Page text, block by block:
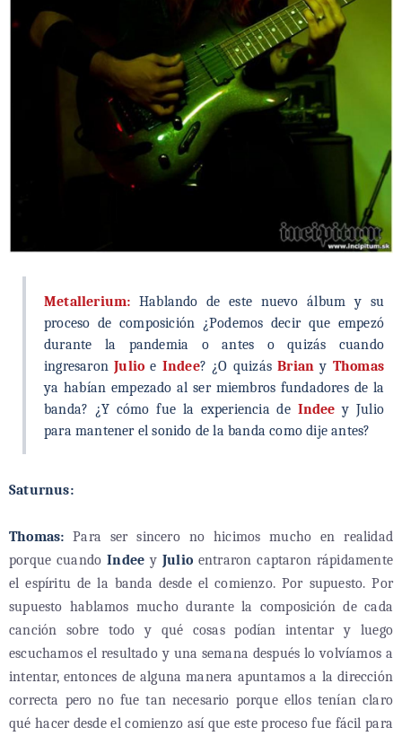
Metallerium: Hablando de este nuevo álbum y su
proceso de composición ¿Podemos decir que empezó
durante la pandemia o antes o quizás cuando
ingresaronJulio e Indee? ¿O quizásBrian y Thomas
ya habían empezado al ser miembros fundadores de la
banda? ¿Y cómo fue la experiencia de Indee y Julio
para mantener el sonido de la banda como dije antes?
Saturnus:
Thomas: Para ser sincero no hicimos mucho en realidad
porque cuandoIndee yJulio entraron captaron rápidamente
el espíritu de la banda desde el comienzo. Por supuesto. Por
supuesto hablamos mucho durante la composición de cada
canción sobre todo y qué cosas podían intentar y luego
escuchamos el resultado y una semana después lo volvíamos a
intentar, entonces de alguna manera apuntamos a la dirección
correcta pero no fue tan necesario porque ellos tenían claro
qué hacer desde el comienzo así que este proceso fue fácil para